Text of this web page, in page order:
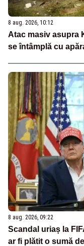
8 aug. 2026, 10:12
Atac masiv asupra
se întâmplă cu
8 aug. 2026, 09:22
Scandal uriaș la
ar fi plătit o sumă